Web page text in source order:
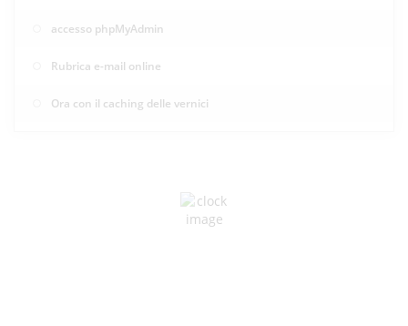
accesso phpMyAdmin
Rubrica e-mail online
Ora con il caching delle vernici